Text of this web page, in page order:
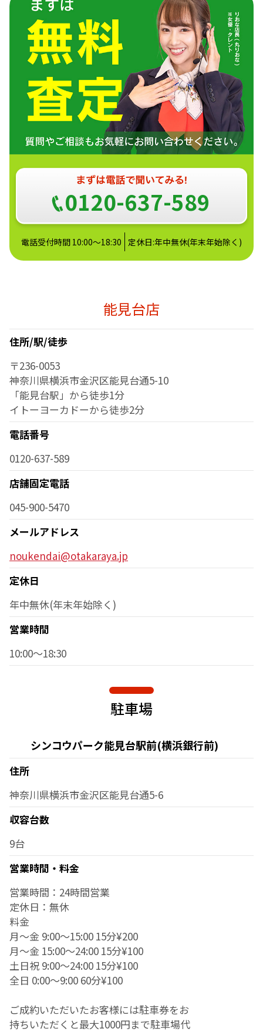
0120-637-589
電話受付時間 10:00～18:30 定休日:年中無休(年末年始除く)
能見台店
住所/駅/徒歩
〒236-0053
神奈川県横浜市金沢区能見台通5-10
「能見台駅」から徒歩1分
イトーヨーカドーから徒歩2分
電話番号
0120-637-589
店舗固定電話
045-900-5470
メールアドレス
noukendai@otakaraya.jp
定休日
年中無休(年末年始除く)
営業時間
10:00～18:30
駐車場
シンコウパーク能見台駅前(横浜銀行前)
住所
神奈川県横浜市金沢区能見台通5-6
収容台数
9台
営業時間・料金
営業時間：24時間営業
定休日：無休
料金
月～金 9:00～15:00 15分¥200
月～金 15:00～24:00 15分¥100
土日祝 9:00～24:00 15分¥100
全日 0:00～9:00 60分¥100
ご成約いただいたお客様には駐車券をお
持ちいただくと最大1000円まで駐車場代